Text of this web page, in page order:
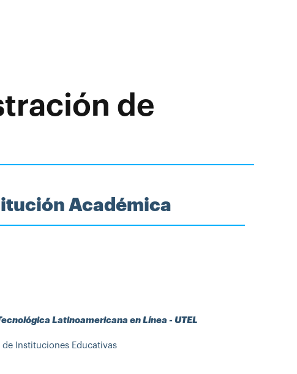
de
Académica
Latinoamericana en Línea - UTEL
Instituciones Educativas